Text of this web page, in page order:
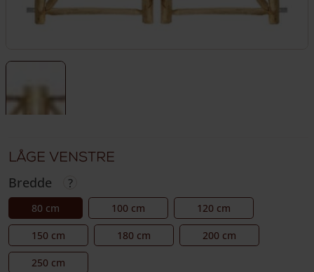
Låge venstre
Bredde
80 cm 100 cm 120 cm
150 cm 180 cm 200 cm
250 cm